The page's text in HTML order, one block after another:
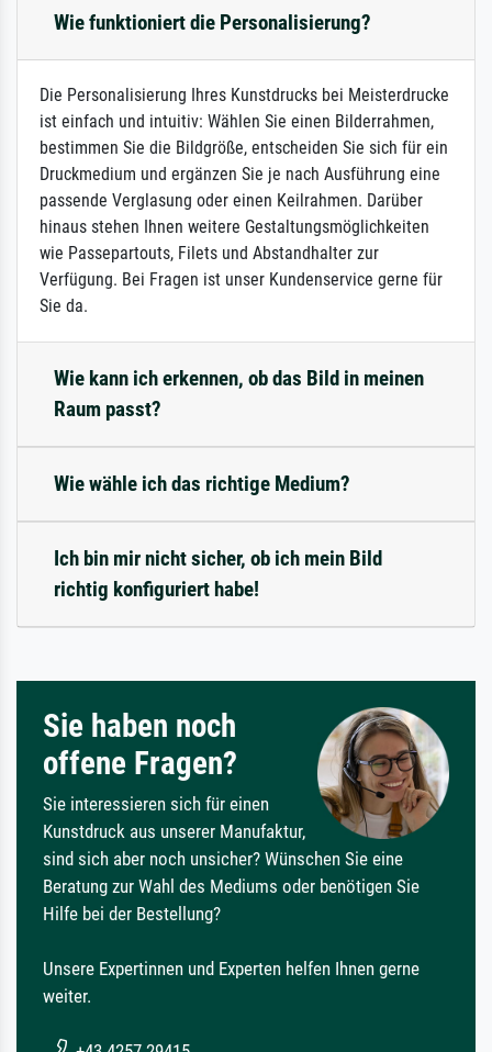
Wie funktioniert die Personalisierung?
Die Personalisierung Ihres Kunstdrucks bei Meisterdrucke
ist einfach und intuitiv: Wählen Sie einen Bilderrahmen,
bestimmen Sie die Bildgröße, entscheiden Sie sich für ein
Druckmedium und ergänzen Sie je nach Ausführung eine
passende Verglasung oder einen Keilrahmen. Darüber
hinaus stehen Ihnen weitere Gestaltungsmöglichkeiten
wie Passepartouts, Filets und Abstandhalter zur
Verfügung. Bei Fragen ist unser Kundenservice gerne für
Sie da.
Wie kann ich erkennen, ob das Bild in meinen
Raum passt?
Wie wähle ich das richtige Medium?
Ich bin mir nicht sicher, ob ich mein Bild
richtig konfiguriert habe!
Sie haben noch
offene Fragen?
Sie interessieren sich für einen
Kunstdruck aus unserer Manufaktur,
sind sich aber noch unsicher? Wünschen Sie eine
Beratung zur Wahl des Mediums oder benötigen Sie
Hilfe bei der Bestellung?
Unsere Expertinnen und Experten helfen Ihnen gerne
weiter.